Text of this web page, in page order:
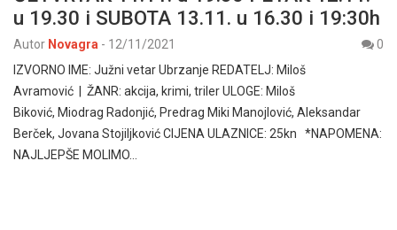
u 19.30 i SUBOTA 13.11. u 16.30 i 19:30h
Autor Novagra - 12/11/2021
0
IZVORNO IME: Južni vetar Ubrzanje REDATELJ: Miloš
Avramović | ŽANR: akcija, krimi, triler ULOGE: Miloš
Biković, Miodrag Radonjić, Predrag Miki Manojlović, Aleksandar
Berček, Jovana Stojiljković CIJENA ULAZNICE: 25kn *NAPOMENA:
NAJLJEPŠE MOLIMO…